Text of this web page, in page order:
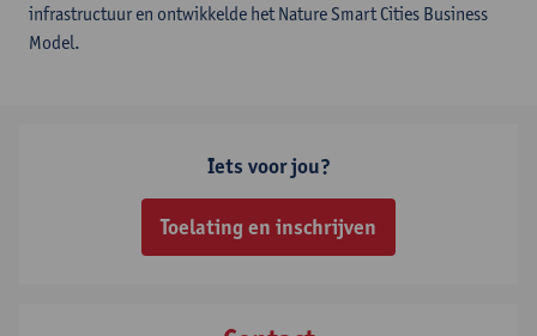
infrastructuur en ontwikkelde het Nature Smart Cities Business
Model.
Iets voor jou?
Toelating en inschrijven